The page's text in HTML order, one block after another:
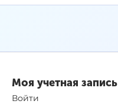
Моя учетная запись
Войти